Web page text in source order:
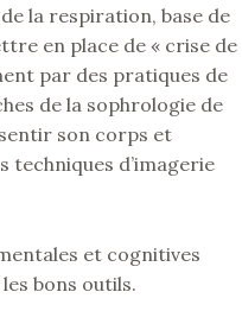
la respiration, base de
en place de « crise de
par des pratiques de
de la sophrologie de
son corps et
techniques d’imagerie
et cognitives
bons outils.